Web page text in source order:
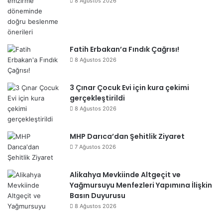
Fatih Erbakan’a Fındık Çağrısı!
8 Ağustos 2026
3 Çınar Çocuk Evi için kura çekimi
gerçekleştirildi
8 Ağustos 2026
MHP Darıca’dan Şehitlik Ziyaret
7 Ağustos 2026
Alikahya Mevkiinde Altgeçit ve
Yağmursuyu Menfezleri Yapımına İlişkin
Basın Duyurusu
8 Ağustos 2026